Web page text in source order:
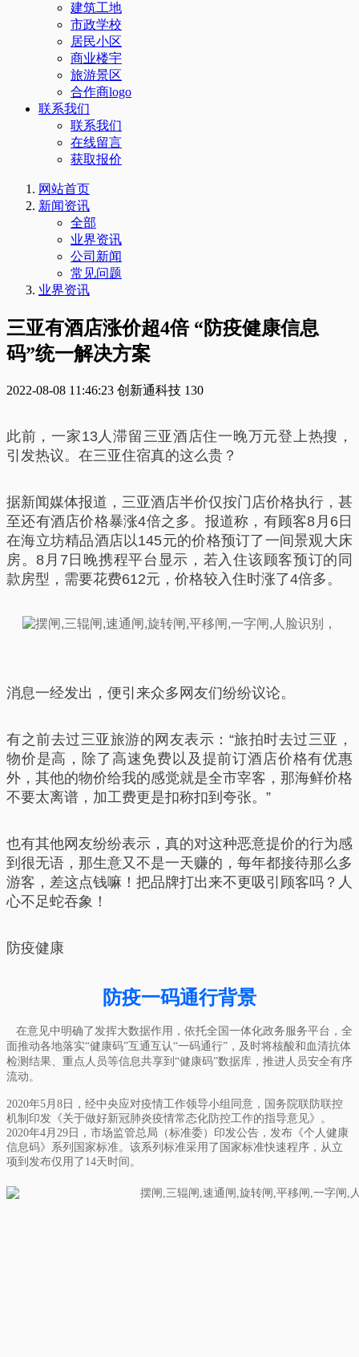
建筑工地
市政学校
居民小区
商业楼宇
旅游景区
合作商logo
联系我们
联系我们
在线留言
获取报价
网站首页
新闻资讯
全部
业界资讯
公司新闻
常见问题
业界资讯
三亚有酒店涨价超4倍 “防疫健康信息
码”统一解决方案
2022-08-08 11:46:23 创新通科技 130
此前，一家13人滞留三亚酒店住一晚万元登上热搜，
引发热议。在三亚住宿真的这么贵？
据新闻媒体报道，三亚酒店半价仅按门店价格执行，甚
至还有酒店价格暴涨4倍之多。报道称，有顾客8月6日
在海立坊精品酒店以145元的价格预订了一间景观大床
房。8月7日晚携程平台显示，若入住该顾客预订的同
款房型，需要花费612元，价格较入住时涨了4倍多。
消息一经发出，便引来众多网友们纷纷议论。
有之前去过三亚旅游的网友表示：“旅拍时去过三亚，
物价是高，除了高速免费以及提前订酒店价格有优惠
外，其他的物价给我的感觉就是全市宰客，那海鲜价格
不要太离谱，加工费更是扣称扣到夸张。”
也有其他网友纷纷表示，真的对这种恶意提价的行为感
到很无语，那生意又不是一天赚的，每年都接待那么多
游客，差这点钱嘛！把品牌打出来不更吸引顾客吗？人
心不足蛇吞象！
防疫健康
防疫一码通行背景
在意见中明确了发挥大数据作用，依托全国一体化政务服务平台，全
面推动各地落实“健康码”互通互认“一码通行”，及时将核酸和血清抗体
检测结果、重点人员等信息共享到“健康码”数据库，推进人员安全有序
流动。
2020年5月8日，经中央应对疫情工作领导小组同意，国务院联防联控
机制印发《关于做好新冠肺炎疫情常态化防控工作的指导意见》。
2020年4月29日，市场监管总局（标准委）印发公告，发布《个人健康
信息码》系列国家标准。该系列标准采用了国家标准快速程序，从立
项到发布仅用了14天时间。